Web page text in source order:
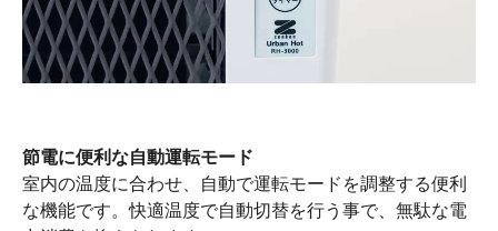
節電に便利な自動運転モード
室内の温度に合わせ、自動で運転モードを調整する便利
な機能です。快適温度で自動切替を行う事で、無駄な電